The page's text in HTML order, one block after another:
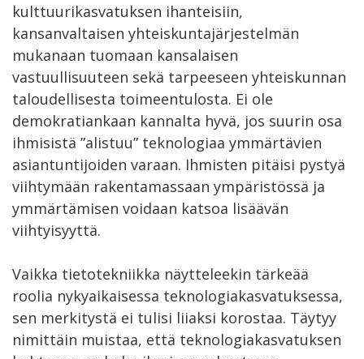
kulttuurikasvatuksen ihanteisiin,
kansanvaltaisen yhteiskuntajärjestelmän
mukanaan tuomaan kansalaisen
vastuullisuuteen sekä tarpeeseen yhteiskunnan
taloudellisesta toimeentulosta. Ei ole
demokratiankaan kannalta hyvä, jos suurin osa
ihmisistä ”alistuu” teknologiaa ymmärtävien
asiantuntijoiden varaan. Ihmisten pitäisi pystyä
viihtymään rakentamassaan ympäristössä ja
ymmärtämisen voidaan katsoa lisäävän
viihtyisyyttä.
Vaikka tietotekniikka näytteleekin tärkeää
roolia nykyaikaisessa teknologiakasvatuksessa,
sen merkitystä ei tulisi liiaksi korostaa. Täytyy
nimittäin muistaa, että teknologiakasvatuksen